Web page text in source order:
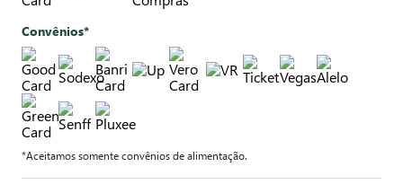
Convênios*
*Aceitamos somente convênios de alimentação.